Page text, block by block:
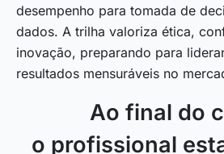
desempenho para tomada de
dados. A trilha valoriza ética,
inovação, preparando para
resultados mensuráveis no
Ao final do
o profissional